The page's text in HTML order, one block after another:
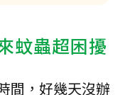
蚊蟲超困擾
間，好幾天沒辦